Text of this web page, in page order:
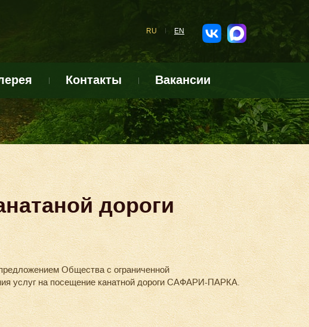
RU EN
Контакты Вакансии
дороги
Общества с ограниченной
услуг на посещение канатной дороги САФАРИ-ПАРКА.